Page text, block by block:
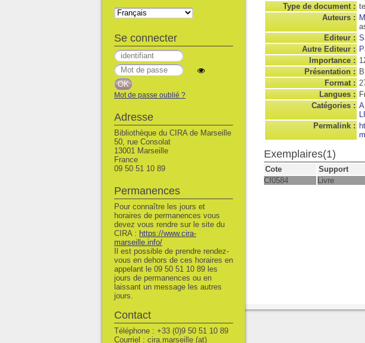
Type de document :
Auteurs :
Editeur :
Autre Editeur :
Importance :
Présentation :
Format :
Langues :
Catégories :
Permalink :
Exemplaires(1)
Cote Support
Cf0584
Livre
Se connecter
Mot de passe oublié ?
Adresse
Bibliothèque du CIRA de Marseille
50, rue Consolat
13001 Marseille
France
09 50 51 10 89
Permanences
Pour connaître les jours et
horaires de permanences vous
devez vous rendre sur le site du
CIRA : https://www.cira-
marseille.info/
Il est possible de prendre rendez-
vous en dehors de ces horaires en
appelant le 09 50 51 10 89 les
jours de permanences ou en
laissant un message les autres
jours.
Contact
Téléphone : +33 (0)9 50 51 10 89
Courriel : cira.marseille (at)